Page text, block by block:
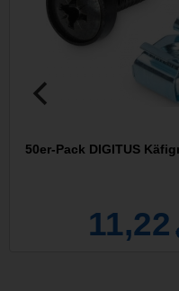
50er-Pack DIGITUS
11,22